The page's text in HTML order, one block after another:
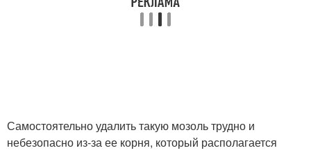
Самостоятельно удалить такую мозоль трудно и
небезопасно из-за ее корня, который располагается